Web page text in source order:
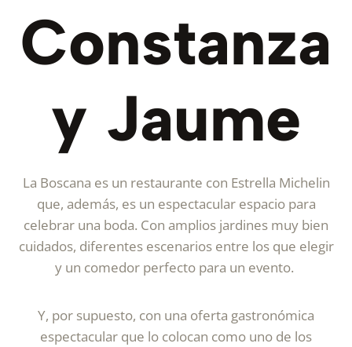
Constanza
y Jaume
La Boscana es un restaurante con Estrella Michelin
que, además, es un espectacular espacio para
celebrar una boda. Con amplios jardines muy bien
cuidados, diferentes escenarios entre los que elegir
y un comedor perfecto para un evento.
Y, por supuesto, con una oferta gastronómica
espectacular que lo colocan como uno de los